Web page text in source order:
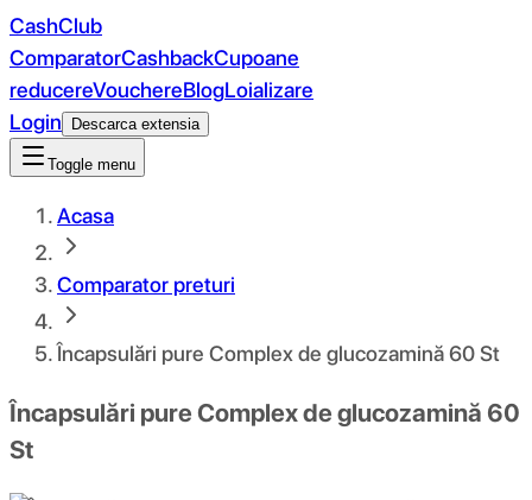
CashClub
ComparatorCashbackCupoane
reducereVouchereBlogLoializare
Login
Descarca extensia
Toggle menu
Acasa
Comparator preturi
Încapsulări pure Complex de glucozamină 60 St
Încapsulări pure Complex de glucozamină 60
St